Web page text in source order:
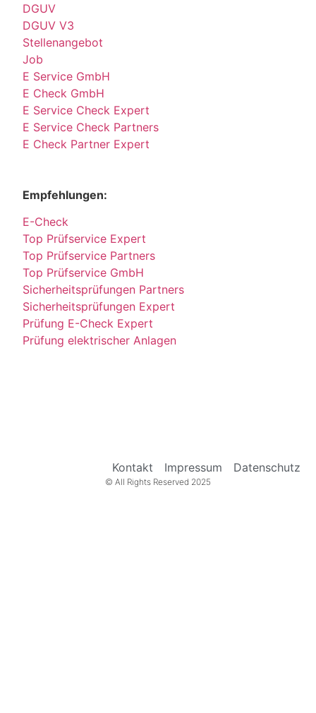
DGUV
DGUV V3
Stellenangebot
Job
E Service GmbH
E Check GmbH
E Service Check Expert
E Service Check Partners
E Check Partner Expert
Empfehlungen:
E-Check
Top Prüfservice Expert
Top Prüfservice Partners
Top Prüfservice GmbH
Sicherheitsprüfungen Partners
Sicherheitsprüfungen Expert
Prüfung E-Check Expert
Prüfung elektrischer Anlagen
Kontakt Impressum Datenschutz
© All Rights Reserved 2025